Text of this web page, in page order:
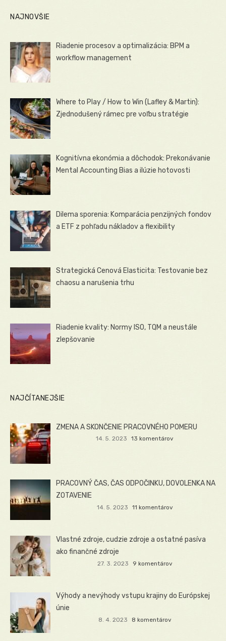
NAJNOVŠIE
Riadenie procesov a optimalizácia: BPM a
workflow management
Where to Play / How to Win (Lafley & Martin):
Zjednodušený rámec pre voľbu stratégie
Kognitívna ekonómia a dôchodok: Prekonávanie
Mental Accounting Bias a ilúzie hotovosti
Dilema sporenia: Komparácia penzijných fondov
a ETF z pohľadu nákladov a flexibility
Strategická Cenová Elasticita: Testovanie bez
chaosu a narušenia trhu
Riadenie kvality: Normy ISO, TQM a neustále
zlepšovanie
NAJČÍTANEJŠIE
ZMENA A SKONČENIE PRACOVNÉHO POMERU
14. 5. 2023 13 komentárov
PRACOVNÝ ČAS, ČAS ODPOČINKU, DOVOLENKA NA
ZOTAVENIE
14. 5. 2023 11 komentárov
Vlastné zdroje, cudzie zdroje a ostatné pasíva
ako finančné zdroje
27. 3. 2023 9 komentárov
Výhody a nevýhody vstupu krajiny do Európskej
únie
8. 4. 2023 8 komentárov